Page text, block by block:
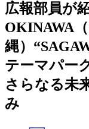
広報部員が
OKINAWA
縄）
テーマパー
さらなる未
み